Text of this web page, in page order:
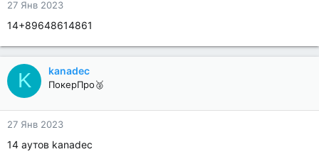
27 Янв 2023
14+89648614861
K kanadec
ПокерПро🥈
27 Янв 2023
14 аутов kanadec